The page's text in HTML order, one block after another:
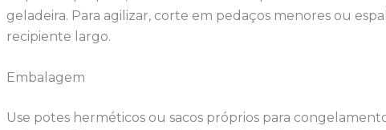
geladeira. Para agilizar, corte em pedaços menores ou
recipiente largo.
Embalagem
Use potes herméticos ou sacos próprios para